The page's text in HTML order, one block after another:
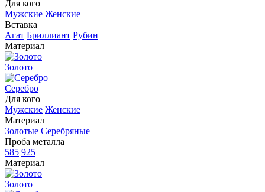
Для кого
Мужские Женские
Вставка
Агат Бриллиант Рубин
Материал
Золото
Серебро
Для кого
Мужские Женские
Материал
Золотые Серебряные
Проба металла
585 925
Материал
Золото